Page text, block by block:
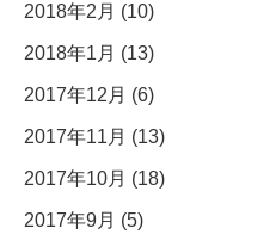
2018年2月 (10)
2018年1月 (13)
2017年12月 (6)
2017年11月 (13)
2017年10月 (18)
2017年9月 (5)